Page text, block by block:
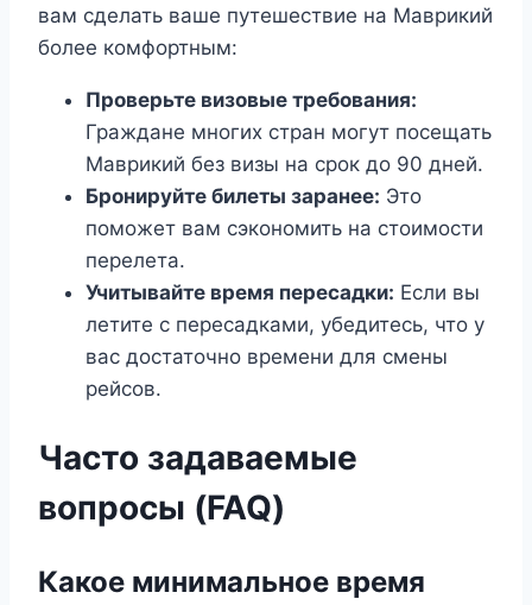
вам сделать ваше путешествие на Маврикий
более комфортным:
Проверьте визовые требования:
Граждане многих стран могут посещать
Маврикий без визы на срок до 90 дней.
Бронируйте билеты заранее: Это
поможет вам сэкономить на стоимости
перелета.
Учитывайте время пересадки: Если вы
летите с пересадками, убедитесь, что у
вас достаточно времени для смены
рейсов.
Часто задаваемые
вопросы (FAQ)
Какое минимальное время